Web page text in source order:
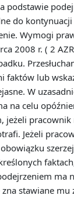
podstawie
do
Wymogi
2008 r. ( 2
faktów lub
W
na celu
pracownik
Jeżeli
ma
stawiane mu